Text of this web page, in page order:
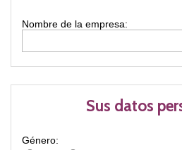
Sus datos
Género:
Nombre de la empresa: